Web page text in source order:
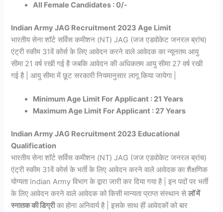
All Female Candidates : 0/-
Indian Army JAG Recruitment 2023 Age Limit
भारतीय सेना शॉर्ट सर्विस कमीशन (NT) JAG (जज एडवोकेट जनरल ब्रांच)
एंट्री स्कीम 31वें कोर्स के लिए आवेदन करने वाले आवेदक का न्यूनतम आयु
सीमा 21 वर्ष रखी गई है जबकि आवेदन की अधिकतम आयु सीमा 27 वर्ष रखी
गई है | आयु सीमा में छूट सरकारी नियमानुसार लागू किया जायेगा |
Minimum Age Limit For Applicant : 21 Years
Maximum Age Limit For Applicant : 27 Years
Indian Army JAG Recruitment 2023 Educational
Qualification
भारतीय सेना शॉर्ट सर्विस कमीशन (NT) JAG (जज एडवोकेट जनरल ब्रांच)
एंट्री स्कीम 31वें कोर्स के भर्ती के लिए आवेदन करने वाले आवेदक का शैक्षणिक
योग्यता Indian Army विभाग के द्वारा जारी कर दिया गया है | इन पदों पर भर्ती
के लिए आवेदन करने वाले आवेदक को किसी मान्यता प्राप्त संस्थान सेलॉ में
स्नातक की डिग्रीका होना अनिवार्य है | इसके साथ हीं आवेदकों को बार